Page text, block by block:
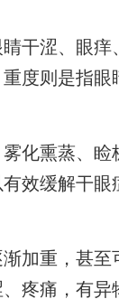
干涩、眼痒
度则是指眼
化熏蒸、睑
效缓解干眼
加重，甚至
疼痛，有异